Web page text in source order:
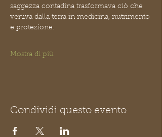
saggezza contadina trasformava ciò che
veniva dalla terra in medicina, nutrimento
e protezione.
Mostra di più
Condividi questo evento